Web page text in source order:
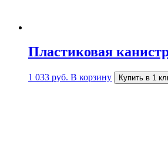
Пластиковая
1 033 руб. В корзину Купить в 1